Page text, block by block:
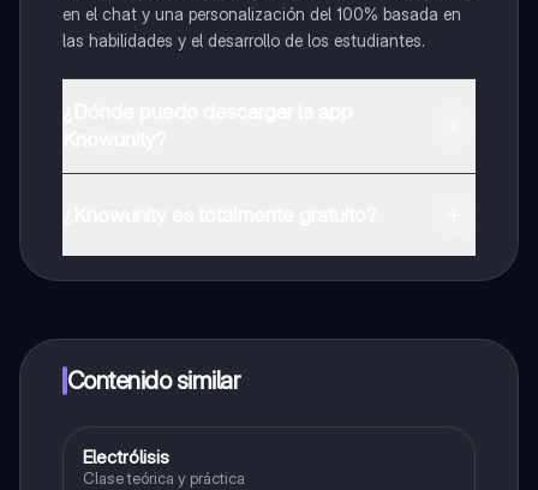
en el chat y una personalización del 100% basada en
las habilidades y el desarrollo de los estudiantes.
a determinadas funciones.
Contenido similar
Química
Electrólisis
Clase teórica y práctica